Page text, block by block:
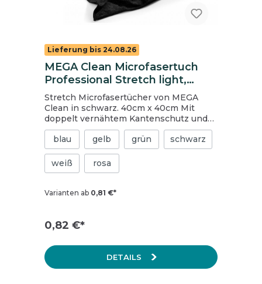
Lieferung bis 24.08.26
MEGA Clean Microfasertuch
Professional Stretch light,
schwarz
Stretch Microfasertücher von MEGA
Clean in schwarz. 40cm x 40cm Mit
doppelt vernähtem Kantenschutz und
zusätzlichem Qualitäts-Einfassband
Hohe Lebensdauer Mega Aufnahmekraft
von Schmutz und Flüssigkeit Silikonfrei
Waschmaschinenfest bis 95°
Trocknergeeignet 80 % Polyester / 20 %
blau gelb grün schwarz
weiß rosa
Varianten ab 0,81 €*
0,82 €*
DETAILS